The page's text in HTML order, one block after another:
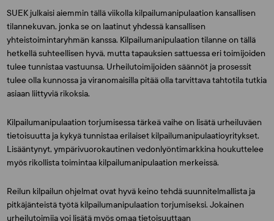
SUEK julkaisi aiemmin tällä viikolla kilpailumanipulaation kansallisen
tilannekuvan, jonka se on laatinut yhdessä kansallisen
yhteistoimintaryhmän kanssa. Kilpailumanipulaation tilanne on tällä
hetkellä suhteellisen hyvä, mutta tapauksien sattuessa eri toimijoiden
tulee tunnistaa vastuunsa. Urheilutoimijoiden säännöt ja prosessit
tulee olla kunnossa ja viranomaisilla pitää olla tarvittava tahtotila tutkia
asiaan liittyviä rikoksia.
Kilpailumanipulaation torjumisessa tärkeä vaihe on lisätä urheiluväen
tietoisuutta ja kykyä tunnistaa erilaiset kilpailumanipulaatioyritykset.
Lisääntynyt, ympärivuorokautinen vedonlyöntimarkkina houkuttelee
myös rikollista toimintaa kilpailumanipulaation merkeissä.
Reilun kilpailun ohjelmat ovat hyvä keino tehdä suunnitelmallista ja
pitkäjänteistä työtä kilpailumanipulaation torjumiseksi. Jokainen
urheilutoimija voi lisätä myös omaa tietoisuuttaan